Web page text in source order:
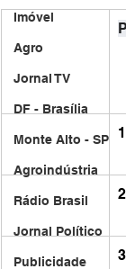
Imóvel
Agro
Jornal TV
DF - Brasília
Monte Alto - SP
Agroindústria
Rádio Brasil
Jornal Político
Publicidade
1
2
3